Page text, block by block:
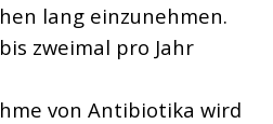
lang einzunehmen.
zweimal pro Jahr
von Antibiotika wird